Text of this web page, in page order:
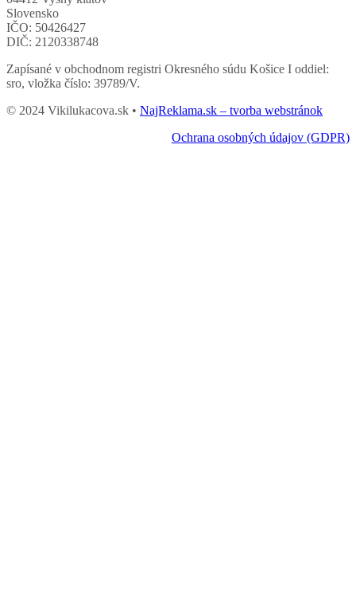
Slovensko
IČO: 50426427
DIČ: 2120338748
Zapísané v obchodnom registri Okresného súdu Košice I oddiel:
sro, vložka číslo: 39789/V.
© 2024 Vikilukacova.sk • NajReklama.sk – tvorba webstránok
Ochrana osobných údajov (GDPR)